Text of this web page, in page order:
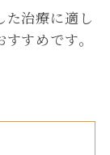
た治療に適し
すめです。